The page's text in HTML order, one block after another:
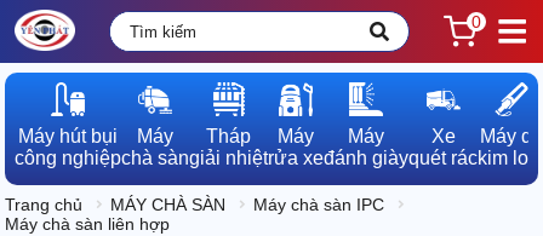
0
Máy hút bụi
công nghiệp
Máy
chà sàn
Tháp
giải nhiệt
Máy
rửa xe
Máy
đánh giày
Xe
quét rác
Máy dò
kim loại
Trang chủ MÁY CHÀ SÀN
Máy chà sàn IPC
Máy chà sàn liên hợp